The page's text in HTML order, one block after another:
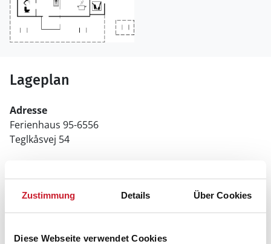
Zustimmung Details Über Cookies
Diese Webseite verwendet Cookies
Lageplan
Adresse
Ferienhaus 95-6556
Teglkåsvej 54